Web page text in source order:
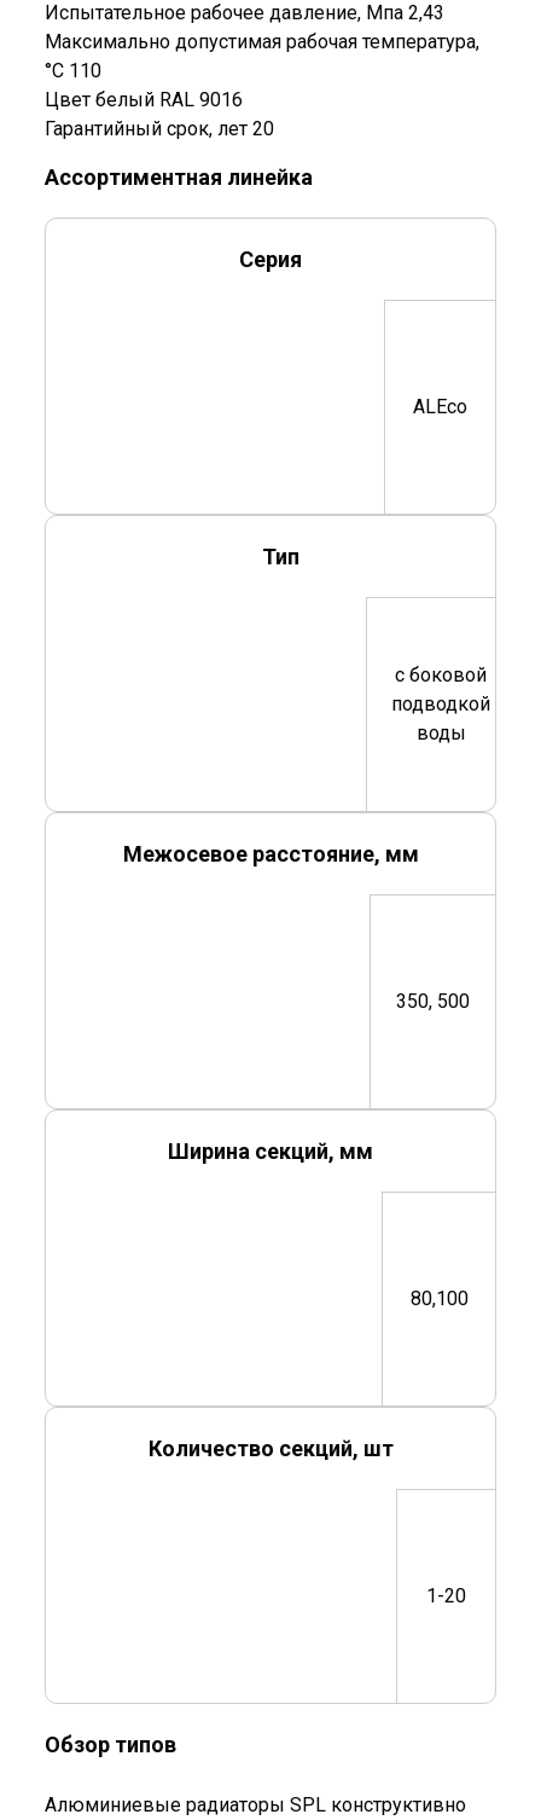
Испытательное рабочее давление, Мпа 2,43
Максимально допустимая рабочая температура,
°C 110
Цвет белый RAL 9016
Гарантийный срок, лет 20
Ассортиментная линейка
Серия
ALEco
Тип
с боковой
подводкой
воды
Межосевое расстояние, мм
350, 500
Ширина секций, мм
80,100
Количество секций, шт
1-20
Обзор типов
Алюминиевые радиаторы SPL конструктивно